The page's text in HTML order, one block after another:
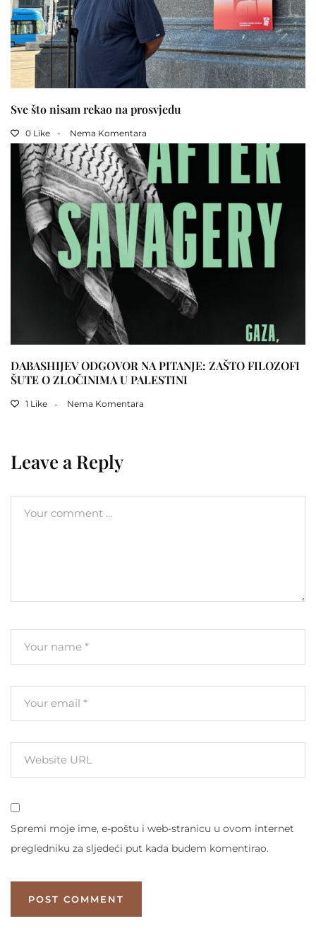
Sve što nisam rekao na prosvjedu
0 Like Nema Komentara
DABASHIJEV ODGOVOR NA PITANJE: ZAŠTO FILOZOFI
ŠUTE O ZLOČINIMA U PALESTINI
1 Like Nema Komentara
Leave a Reply
Spremi moje ime, e-poštu i web-stranicu u ovom internet
pregledniku za sljedeći put kada budem komentirao.